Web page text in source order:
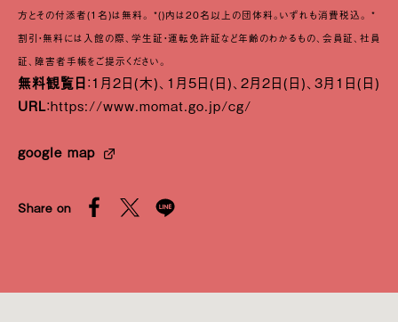
方とその付添者(1名)は無料。 *()内は20名以上の団体料。いずれも消費税込。 *
割引・無料には入館の際、学生証・運転免許証など年齢のわかるもの、会員証、社員
証、障害者手帳をご提示ください。
無料観覧日：1月2日(木)、1月5日(日)、2月2日(日)、3月1日(日)
URL：https://www.momat.go.jp/cg/
google map
Share on